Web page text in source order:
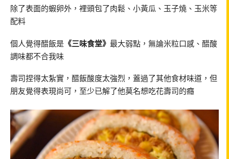
除了表面的蝦卵外，裡頭包了肉鬆、小黃瓜、玉子燒、玉米等
配料
個人覺得醋飯是 《三味食堂》 最大弱點，無論米粒口感、醋酸
調味都不合我味
壽司捏得太紮實，醋飯酸度太強烈，蓋過了其他食材味道，但
朋友覺得表現尚可，至少已解了他莫名想吃花壽司的癮